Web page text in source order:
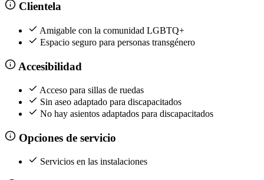
Clientela
Amigable con la comunidad LGBTQ+
Espacio seguro para personas transgénero
Accesibilidad
Acceso para sillas de ruedas
Sin aseo adaptado para discapacitados
No hay asientos adaptados para discapacitados
Opciones de servicio
Servicios en las instalaciones